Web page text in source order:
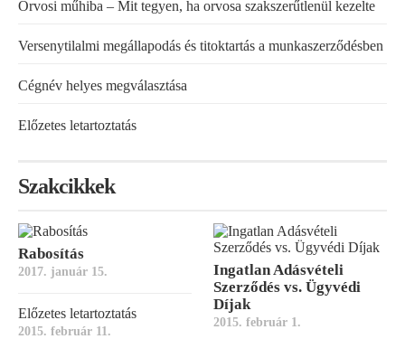
Orvosi műhiba – Mit tegyen, ha orvosa szakszerűtlenül kezelte
Versenytilalmi megállapodás és titoktartás a munkaszerződésben
Cégnév helyes megválasztása
Előzetes letartoztatás
Szakcikkek
Rabosítás
2017. január 15.
Előzetes letartoztatás
2015. február 11.
Ingatlan Adásvételi
Szerződés vs. Ügyvédi
Díjak
2015. február 1.